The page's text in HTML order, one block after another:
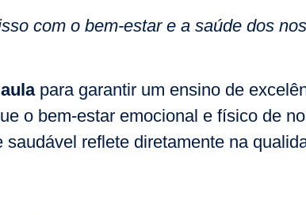
com o bem-estar e a saúde dos
para garantir um ensino de
o bem-estar emocional e físico de
reflete diretamente na